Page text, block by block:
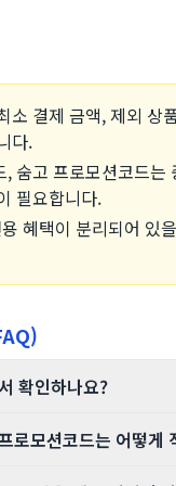
소 결제 금액, 제외 상
다.
, 숨고 프로모션코드
필요합니다.
혜택이 분리되어 있
확인하나요?
로모션코드는 어떻게